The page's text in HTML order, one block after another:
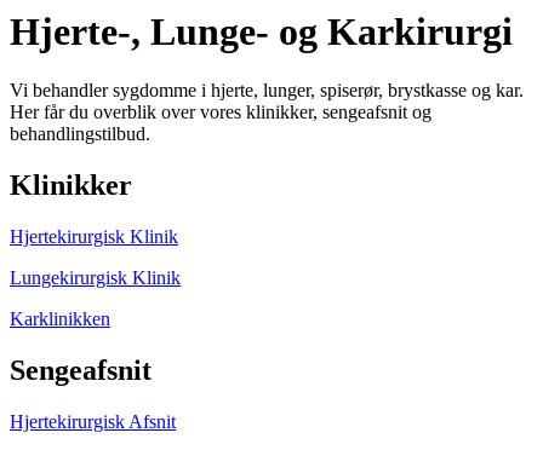
Hjerte-, Lunge- og Karkirurgi
Vi behandler sygdomme i hjerte, lunger, spiserør, brystkasse og kar.
Her får du overblik over vores klinikker, sengeafsnit og
behandlingstilbud.
Klinikker
Hjertekirurgisk Klinik
Lungekirurgisk Klinik
Karklinikken
Sengeafsnit
Hjertekirurgisk Afsnit